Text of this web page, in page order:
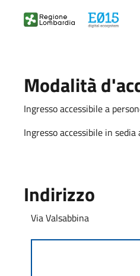
Modalità
Ingresso accessibile a
Ingresso accessibile in
Indirizzo
Via Valsabbina